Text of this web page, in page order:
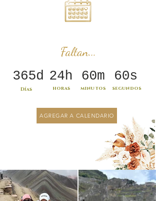
Faltan...
365d 24h 60m 60s
Días horas minutos segundos
AGREGAR A CALENDARIO